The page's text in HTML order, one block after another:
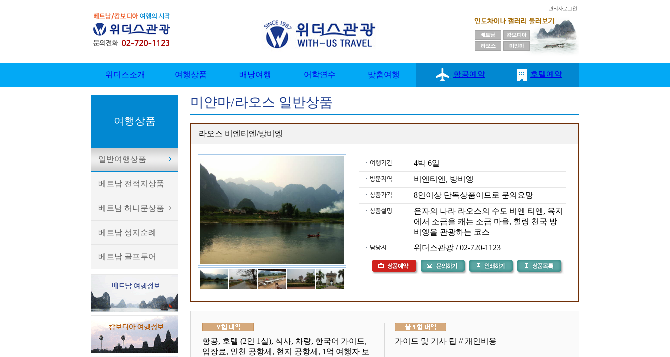
여행상품
일반여행상품
베트남 전적지상품
베트남 허니문상품
베트남 성지순례
베트남 골프투어
미얀마/라오스 일반상품
라오스 비엔티엔/방비엥
4박 6일
비엔티엔, 방비엥
8인이상 단독상품이므로 문의요망
은자의 나라 라오스의 수도 비엔 티엔, 육지
에서 소금을 캐는 소금 마을, 힐링 천국 방
비엥을 관광하는 코스
위더스관광 / 02-720-1123
항공, 호텔 (2인 1실), 식사, 차량, 한국어 가이드,
입장료, 인천 공항세, 현지 공항세, 1억 여행자 보
가이드 및 기사 팁 // 개인비용